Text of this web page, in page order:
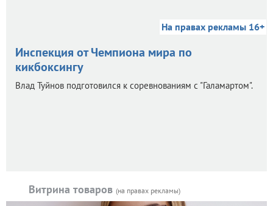
На правах рекламы 16+
Инспекция от Чемпиона мира по
кикбоксингу
Влад Туйнов подготовился к соревнованиям с "Галамартом".
Витрина товаров (на правах рекламы)